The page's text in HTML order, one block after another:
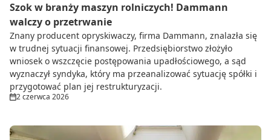
Szok w branży maszyn rolniczych! Dammann
walczy o przetrwanie
Znany producent opryskiwaczy, firma Dammann, znalazła się
w trudnej sytuacji finansowej. Przedsiębiorstwo złożyło
wniosek o wszczęcie postępowania upadłościowego, a sąd
wyznaczył syndyka, który ma przeanalizować sytuację spółki i
przygotować plan jej restrukturyzacji.
2 czerwca 2026